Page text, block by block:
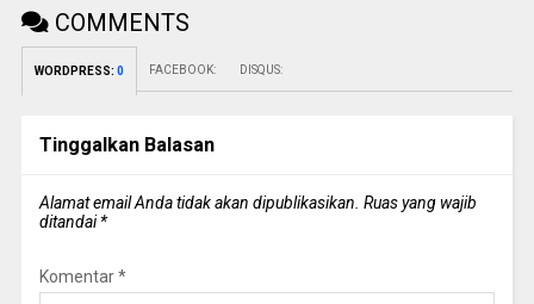
COMMENTS
WORDPRESS: 0 FACEBOOK: DISQUS:
Tinggalkan Balasan
Alamat email Anda tidak akan dipublikasikan. Ruas yang wajib
ditandai*
Komentar*